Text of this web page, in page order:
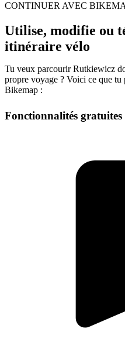
CONTINUER AVEC
Utilise, modifie ou
itinéraire vélo
Tu veux parcourir Rutkiewicz
propre voyage ? Voici ce que
Bikemap :
Fonctionnalités gratuites